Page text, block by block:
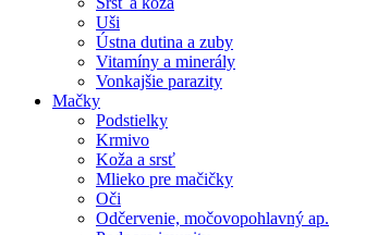
Uši
Ústna dutina a zuby
Vitamíny a minerály
Vonkajšie parazity
Mačky
Podstielky
Krmivo
Koža a srsť
Mlieko pre mačičky
Oči
Odčervenie, močovopohlavný ap.